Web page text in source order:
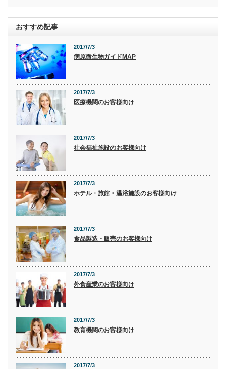
おすすめ記事
2017/7/3
病原微生物ガイドMAP
2017/7/3
医療機関のお客様向け
2017/7/3
社会福祉施設のお客様向け
2017/7/3
ホテル・旅館・温浴施設のお客様向け
2017/7/3
食品製造・販売のお客様向け
2017/7/3
外食産業のお客様向け
2017/7/3
教育機関のお客様向け
2017/7/3